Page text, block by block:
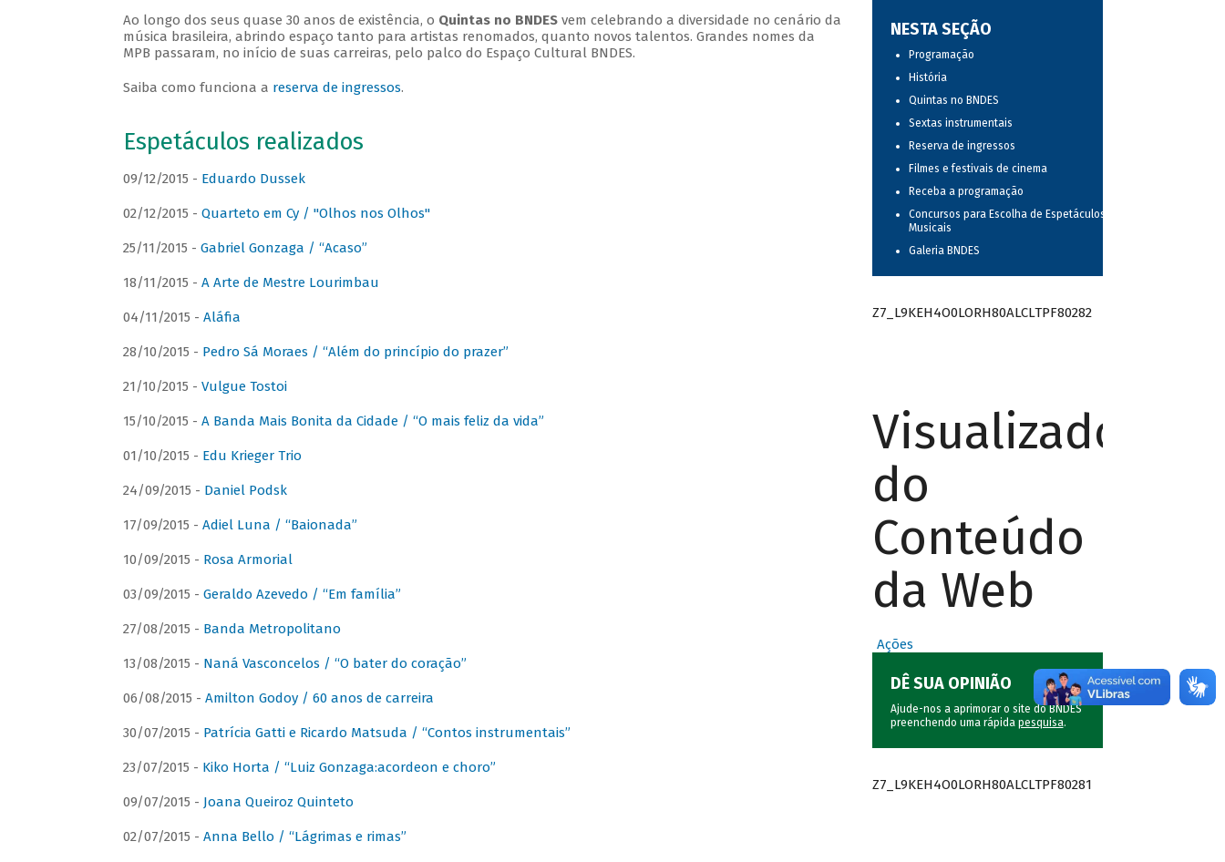
Ao longo dos seus quase 30 anos de existência, o Quintas no BNDESvem celebrando a diversidade no cenário da
música brasileira, abrindo espaço tanto para artistas renomados, quanto novos talentos. Grandes nomes da
MPB passaram, no início de suas carreiras, pelo palco do Espaço Cultural BNDES.
Saiba como funciona a reserva de ingressos.
Espetáculos realizados
09/12/2015 - Eduardo Dussek
02/12/2015 - Quarteto em Cy / "Olhos nos Olhos"
25/11/2015 - Gabriel Gonzaga / “Acaso”
18/11/2015 - A Arte de Mestre Lourimbau
04/11/2015 - Aláfia
28/10/2015 - Pedro Sá Moraes / “Além do princípio do prazer”
21/10/2015 - Vulgue Tostoi
15/10/2015 - A Banda Mais Bonita da Cidade / “O mais feliz da vida”
01/10/2015 - Edu Krieger Trio
24/09/2015 - Daniel Podsk
17/09/2015 - Adiel Luna / “Baionada”
10/09/2015 - Rosa Armorial
03/09/2015 - Geraldo Azevedo / “Em família”
27/08/2015 - Banda Metropolitano
13/08/2015 - Naná Vasconcelos / “O bater do coração”
06/08/2015 - Amilton Godoy / 60 anos de carreira
30/07/2015 - Patrícia Gatti e Ricardo Matsuda / “Contos instrumentais”
23/07/2015 - Kiko Horta / “Luiz Gonzaga:acordeon e choro”
09/07/2015 - Joana Queiroz Quinteto
02/07/2015 - Anna Bello / “Lágrimas e rimas”
NESTA SEÇÃO
Programação
História
Quintas no BNDES
Sextas instrumentais
Reserva de ingressos
Filmes e festivais de cinema
Receba a programação
Concursos para Escolha de Espetáculos
Musicais
Galeria BNDES
Z7_L9KEH4O0LORH80ALCLTPF80282
Visualizador
do
Conteúdo
da Web
Ações
DÊ SUA OPINIÃO
Ajude-nos a aprimorar o site do BNDES
preenchendo uma rápida pesquisa.
Z7_L9KEH4O0LORH80ALCLTPF80281